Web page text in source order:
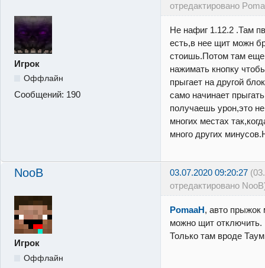
отредактировано
Игрок
Оффлайн
Сообщений: 190
Не нафиг 1.12.2 .Там
есть,в нее щит можн
стоишь.Потом там
нажимать кнопку
прыгает на другой
само начинает
получаешь урон,это
многих местах
много других
NooB 03.07.2020 09:20:27
отредактировано
Игрок
Оффлайн
PomaaH, авто прыжок
можно щит
Только там вроде